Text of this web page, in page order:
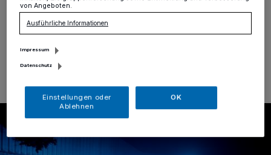
01.07.2025 , 12:26 Uhr
von Angeboten.
Ausführliche Informationen
Impressum
Datenschutz
Einstellungen oder
Ablehnen
OK